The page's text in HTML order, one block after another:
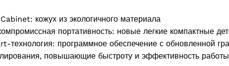
кожух из экологичного материала
портативность: новые легкие компактные
технология: программное обеспечение с обновленной
повышающие быстроту и эффективность работы